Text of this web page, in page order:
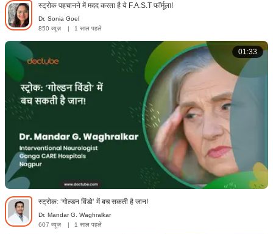
स्ट्रोक पहचानने में मदद करता है ये F.A.S.T फॉर्मूला!
Dr. Sonia Goel
850 व्यूज़
| 1 साल पहले
01:33
स्ट्रोक: ‘गोल्डन विंडो’ में बच सकती है जान!
Dr. Mandar G. Waghralkar
607 व्यूज़
| 1 साल पहले